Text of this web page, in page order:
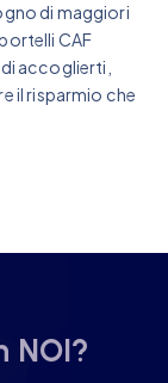
di maggiori
CAF
accoglierti,
il risparmio che
NOI?